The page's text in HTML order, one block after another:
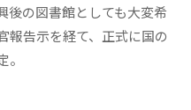
後の図書館としても大変希
報告示を経て、正式に国の